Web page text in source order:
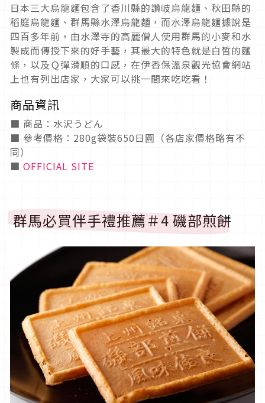
日本三大烏龍麵包含了香川縣的讚岐烏龍麵、秋田縣的
稻庭烏龍麵、群馬縣水澤烏龍麵，而水澤烏龍麵據說是
四百多年前，由水澤寺的高麗僧人使用群馬的小麥和水
製成而傳授下來的好手藝，其最大的特色就是白皙的麵
條，以及Ｑ彈滑順的口感，在伊香保溫泉觀光協會網站
上也有列出店家，大家可以挑一間來吃吃看！
商品資訊
■ 商品：水沢うどん
■ 參考價格：280g袋裝650日圓（各店家價格略有不
同）
■ OFFICIAL SITE
群馬必買伴手禮推薦＃4 磯部煎餅